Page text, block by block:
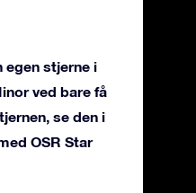
egen stjerne i
ved bare få
se den i
OSR Star